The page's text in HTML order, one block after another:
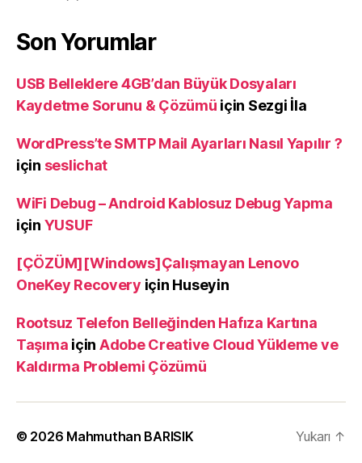
Son Yorumlar
USB Belleklere 4GB’dan Büyük Dosyaları
Kaydetme Sorunu & Çözümü için Sezgi İla
WordPress’te SMTP Mail Ayarları Nasıl Yapılır ?
için seslichat
WiFi Debug – Android Kablosuz Debug Yapma
için YUSUF
[ÇÖZÜM][Windows]Çalışmayan Lenovo
OneKey Recovery için Huseyin
Rootsuz Telefon Belleğinden Hafıza Kartına
Taşıma için Adobe Creative Cloud Yükleme ve
Kaldırma Problemi Çözümü
© 2026 Mahmuthan BARISIK Yukarı ↑